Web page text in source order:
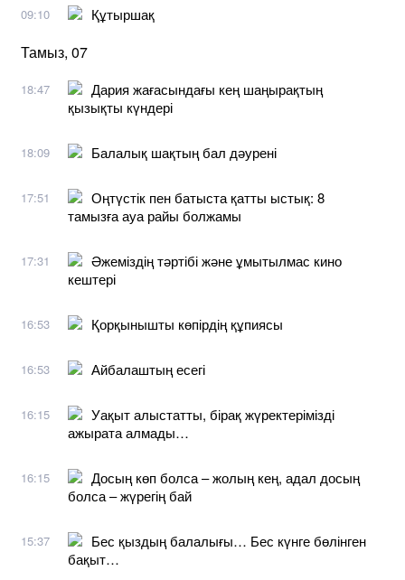
09:10 Құтыршақ
Тамыз, 07
18:47
Дария жағасындағы кең шаңырақтың
қызықты күндері
18:09 Балалық шақтың бал дәурені
17:51
Оңтүстік пен батыста қатты ыстық: 8
тамызға ауа райы болжамы
17:31
Әжеміздің тәртібі және ұмытылмас кино
кештері
16:53 Қорқынышты көпірдің құпиясы
16:53 Айбалаштың есегі
16:15
Уақыт алыстатты, бірақ жүректерімізді
ажырата алмады…
16:15
Досың көп болса – жолың кең, адал досың
болса – жүрегің бай
15:37
Бес қыздың балалығы… Бес күнге бөлінген
бақыт…